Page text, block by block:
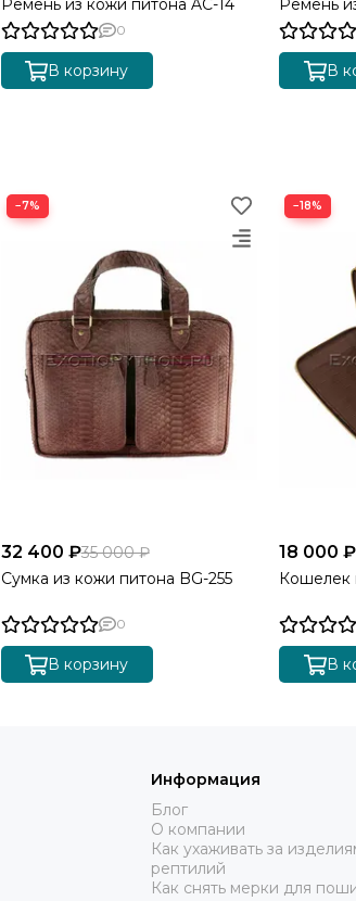
Ремень из кожи питона AC-14
0
В корзину
Ремень
В
−7%
32 400 ₽35 000 ₽
Сумка из кожи питона BG-255
0
В корзину
−18%
18 000 ₽
Кошелек
В
Информация
Блог
О компании
Как ухаживать за
рептилий
Как снять мерки для